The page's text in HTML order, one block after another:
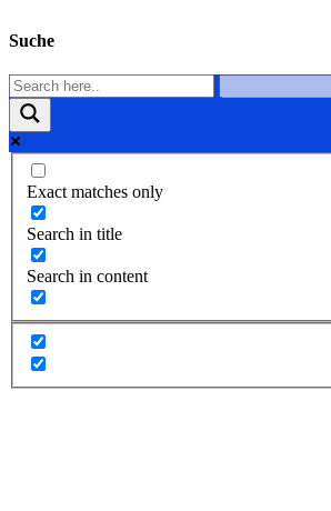
Suche
Exact matches only
Search in title
Search in content